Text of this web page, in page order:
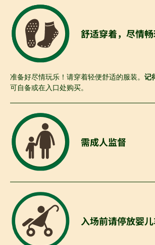
舒适穿着，尽情
准备好尽情玩乐！请穿着轻便舒适的服装。 记
可自备或在入口处购买。
需成人监督
入场前请停放婴